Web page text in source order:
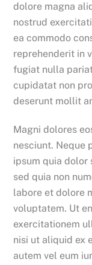
dolore magna
nostrud
ea commodo
reprehenderit in
fugiat nulla
cupidatat non
deserunt mollit
Magni dolores
nesciunt. Neque
ipsum quia dolor
sed quia non
labore et dolore
voluptatem. Ut
exercitationem
nisi ut aliquid ex
autem vel eum